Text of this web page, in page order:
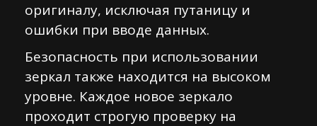
оригиналу, исключая путаницу и
ошибки при вводе данных.
Безопасность при использовании
зеркал также находится на высоком
уровне. Каждое новое зеркало
проходит строгую проверку на